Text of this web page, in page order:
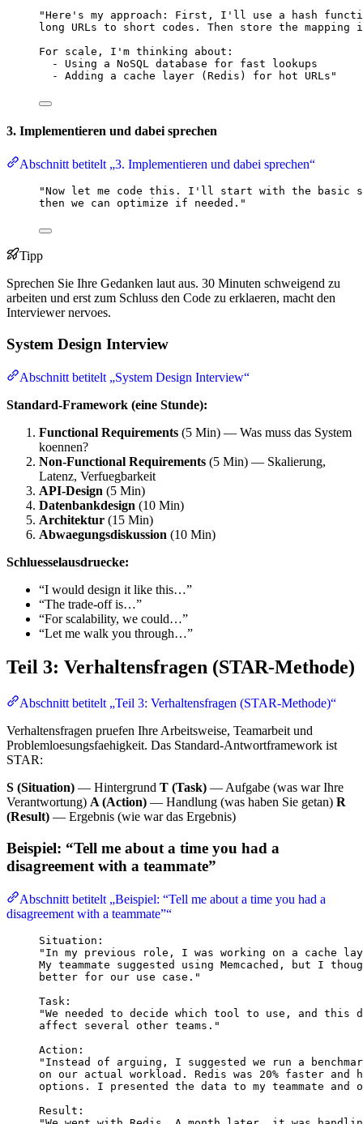
"Here's my approach: First, I'll use a hash
long URLs to short codes. Then store the mapping
For scale, I'm thinking about:
- Using a NoSQL database for fast lookups
- Adding a cache layer (Redis) for hot URLs"
3. Implementieren und dabei sprechen
Abschnitt betitelt „3. Implementieren und dabei sprechen“
"Now let me code this. I'll start with the basic
then we can optimize if needed."
Tipp
Sprechen Sie Ihre Gedanken laut aus. 30 Minuten schweigend zu
arbeiten und erst zum Schluss den Code zu erklaeren, macht den
Interviewer nervoes.
System Design Interview
Abschnitt betitelt „System Design Interview“
Standard-Framework (eine Stunde):
Functional Requirements (5 Min) — Was muss das System
koennen?
Non-Functional Requirements (5 Min) — Skalierung,
Latenz, Verfuegbarkeit
API-Design (5 Min)
Datenbankdesign (10 Min)
Architektur (15 Min)
Abwaegungsdiskussion (10 Min)
Schluesselausdruecke:
“I would design it like this…”
“The trade-off is…”
“For scalability, we could…”
“Let me walk you through…”
Teil 3: Verhaltensfragen (STAR-Methode)
Abschnitt betitelt „Teil 3: Verhaltensfragen (STAR-Methode)“
Verhaltensfragen pruefen Ihre Arbeitsweise, Teamarbeit und
Problemloesungsfaehigkeit. Das Standard-Antwortframework ist
STAR:
S (Situation) — Hintergrund T (Task) — Aufgabe (was war Ihre
Verantwortung) A (Action) — Handlung (was haben Sie getan) R
(Result) — Ergebnis (wie war das Ergebnis)
Beispiel: “Tell me about a time you had a
disagreement with a teammate”
Abschnitt betitelt „Beispiel: “Tell me about a time you had a
disagreement with a teammate”“
Situation:
"In my previous role, I was working on a cache
My teammate suggested using Memcached, but I
better for our use case."
Task:
"We needed to decide which tool to use, and this
affect several other teams."
Action:
"Instead of arguing, I suggested we run a
on our actual workload. Redis was 20% faster and
options. I presented the data to my teammate and
Result: